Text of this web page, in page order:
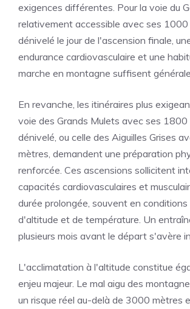
exigences différentes. Pour la voie du
relativement accessible avec ses
dénivelé le jour de l'ascension finale,
endurance cardiovasculaire et une
marche en montagne suffisent
En revanche, les itinéraires plus
voie des Grands Mulets avec ses 1800
dénivelé, ou celle des Aiguilles Grises
mètres, demandent une préparation
renforcée. Ces ascensions sollicitent
capacités cardiovasculaires et
durée prolongée, souvent en
d'altitude et de température. Un
plusieurs mois avant le départ s'avère
L'acclimatation à l'altitude constitue
enjeu majeur. Le mal aigu des
un risque réel au-delà de 3000 mètres